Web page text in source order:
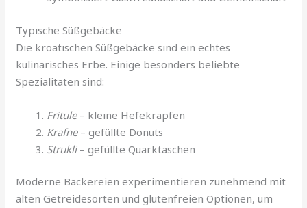
Typische Süßgebäcke
Die kroatischen Süßgebäcke sind ein echtes
kulinarisches Erbe. Einige besonders beliebte
Spezialitäten sind:
Fritule– kleine Hefekrapfen
Krafne– gefüllte Donuts
Strukli– gefüllte Quarktaschen
Moderne Bäckereien experimentieren zunehmend mit
alten Getreidesorten und glutenfreien Optionen, um